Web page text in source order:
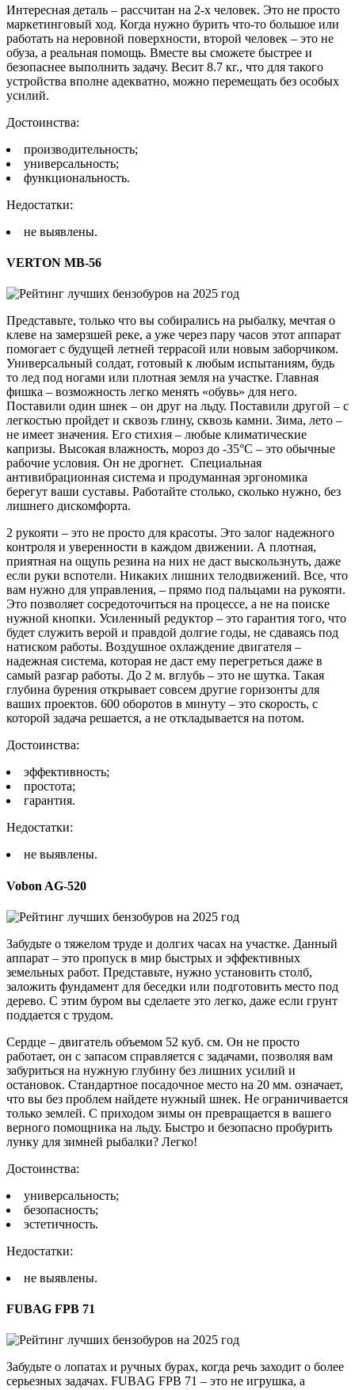
Интересная деталь – рассчитан на 2-х человек. Это не просто
маркетинговый ход. Когда нужно бурить что-то большое или
работать на неровной поверхности, второй человек – это не
обуза, а реальная помощь. Вместе вы сможете быстрее и
безопаснее выполнить задачу. Весит 8.7 кг., что для такого
устройства вполне адекватно, можно перемещать без особых
усилий.
Достоинства:
производительность;
универсальность;
функциональность.
Недостатки:
не выявлены.
VERTON МВ-56
Представьте, только что вы собирались на рыбалку, мечтая о
клеве на замерзшей реке, а уже через пару часов этот аппарат
помогает с будущей летней террасой или новым заборчиком.
Универсальный солдат, готовый к любым испытаниям, будь
то лед под ногами или плотная земля на участке. Главная
фишка – возможность легко менять «обувь» для него.
Поставили один шнек – он друг на льду. Поставили другой – с
легкостью пройдет и сквозь глину, сквозь камни. Зима, лето –
не имеет значения. Его стихия – любые климатические
капризы. Высокая влажность, мороз до -35°С – это обычные
рабочие условия. Он не дрогнет. Специальная
антивибрационная система и продуманная эргономика
берегут ваши суставы. Работайте столько, сколько нужно, без
лишнего дискомфорта.
2 рукояти – это не просто для красоты. Это залог надежного
контроля и уверенности в каждом движении. А плотная,
приятная на ощупь резина на них не даст выскользнуть, даже
если руки вспотели. Никаких лишних телодвижений. Все, что
вам нужно для управления, – прямо под пальцами на рукояти.
Это позволяет сосредоточиться на процессе, а не на поиске
нужной кнопки. Усиленный редуктор – это гарантия того, что
будет служить верой и правдой долгие годы, не сдаваясь под
натиском работы. Воздушное охлаждение двигателя –
надежная система, которая не даст ему перегреться даже в
самый разгар работы. До 2 м. вглубь – это не шутка. Такая
глубина бурения открывает совсем другие горизонты для
ваших проектов. 600 оборотов в минуту – это скорость, с
которой задача решается, а не откладывается на потом.
Достоинства:
эффективность;
простота;
гарантия.
Недостатки:
не выявлены.
Vobon AG-520
Забудьте о тяжелом труде и долгих часах на участке. Данный
аппарат – это пропуск в мир быстрых и эффективных
земельных работ. Представьте, нужно установить столб,
заложить фундамент для беседки или подготовить место под
дерево. С этим буром вы сделаете это легко, даже если грунт
поддается с трудом.
Сердце – двигатель объемом 52 куб. см. Он не просто
работает, он с запасом справляется с задачами, позволяя вам
забуриться на нужную глубину без лишних усилий и
остановок. Стандартное посадочное место на 20 мм. означает,
что вы без проблем найдете нужный шнек. Не ограничивается
только землей. С приходом зимы он превращается в вашего
верного помощника на льду. Быстро и безопасно пробурить
лунку для зимней рыбалки? Легко!
Достоинства:
универсальность;
безопасность;
эстетичность.
Недостатки:
не выявлены.
FUBAG FPB 71
Забудьте о лопатах и ручных бурах, когда речь заходит о более
серьезных задачах. FUBAG FPB 71 – это не игрушка, а